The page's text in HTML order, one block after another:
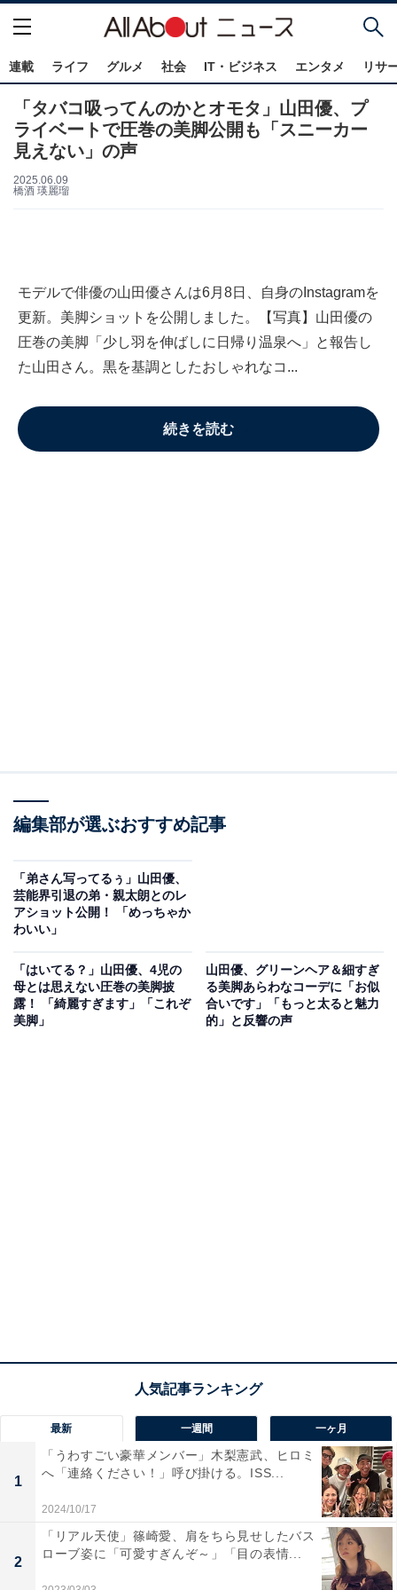
連載 ライフ グルメ 社会 IT・ビジネス エンタメ リサ
「タバコ吸ってんのかとオモタ」山田優、プ
ライベートで圧巻の美脚公開も「スニーカー
見えない」の声
2025.06.09
橋酒 瑛麗瑠
モデルで俳優の山田優さんは6月8日、自身のInstagramを
更新。美脚ショットを公開しました。【写真】山田優の
圧巻の美脚「少し羽を伸ばしに日帰り温泉へ」と報告し
た山田さん。黒を基調としたおしゃれなコ...
続きを読む
編集部が選ぶおすすめ記事
「弟さん写ってるぅ」山田優、
芸能界引退の弟・親太朗とのレ
アショット公開！ 「めっちゃか
わいい」
「はいてる？」山田優、4児の
母とは思えない圧巻の美脚披
露！ 「綺麗すぎます」「これぞ
美脚」
山田優、グリーンヘア＆細すぎ
る美脚あらわなコーデに「お似
合いです」「もっと太ると魅力
的」と反響の声
最新 一週間 一ヶ月
1
「うわすごい豪華メンバー」木梨憲武、ヒロミ
へ「連絡ください！」呼び掛ける。ISS...
2024/10/17
2
「リアル天使」篠崎愛、肩をちら見せしたバス
ローブ姿に「可愛すぎんぞ～」「目の表情...